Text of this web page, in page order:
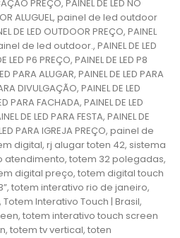
PREÇO, PAINEL DE LED NO
ALUGUEL, painel de led outdoor
LED OUTDOOR PREÇO, PAINEL
de led outdoor., PAINEL DE LED
LED P6 PREÇO, PAINEL DE LED P8
PARA ALUGAR, PAINEL DE LED PARA
DIVULGAÇÃO, PAINEL DE LED
PARA FACHADA, PAINEL DE LED
DE LED PARA FESTA, PAINEL DE
PARA IGREJA PREÇO, painel de
digital, rj alugar toten 42, sistema
atendimento, totem 32 polegadas,
digital preço, totem digital touch
totem interativo rio de janeiro,
Interativo Touch | Brasil,
totem interativo touch screen
totem tv vertical, toten